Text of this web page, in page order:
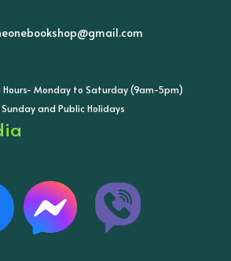
Hours- Monday to Saturday (9am-5pm)
and Public Holidays